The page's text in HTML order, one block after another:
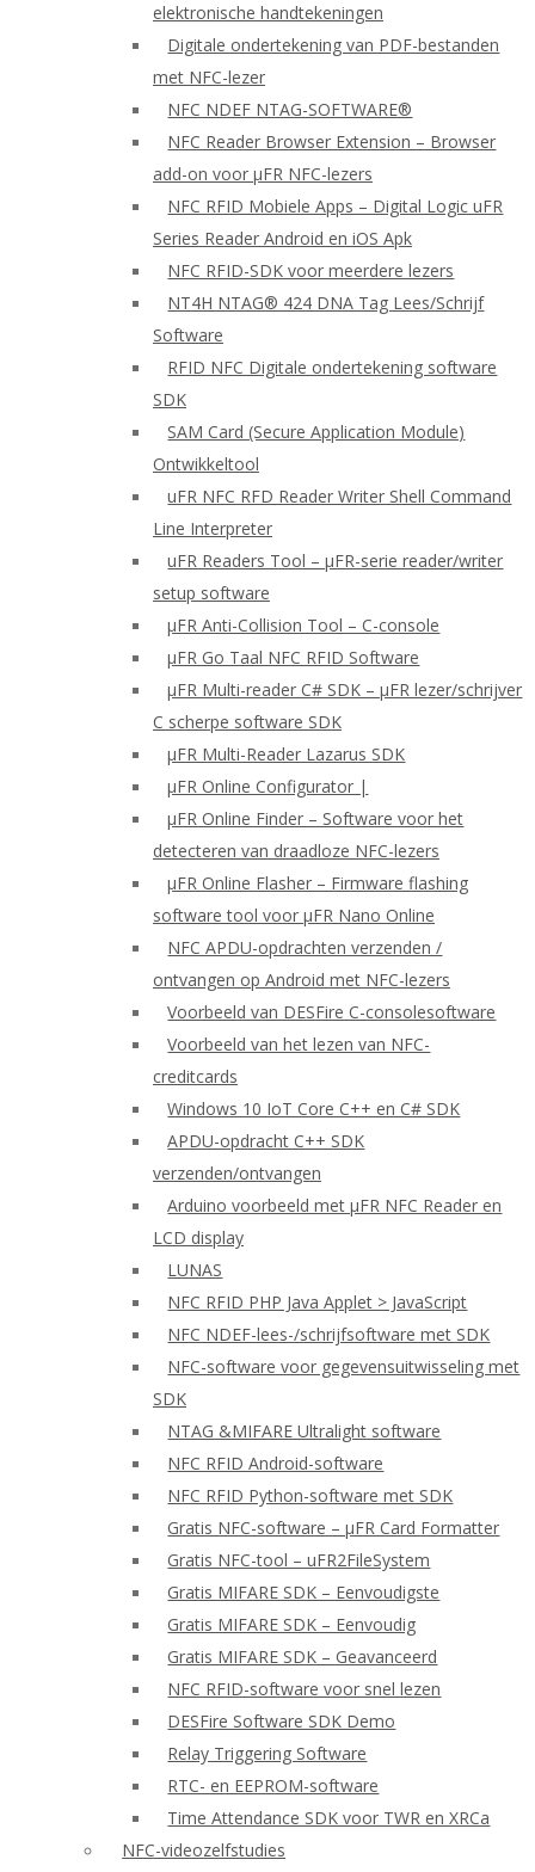
elektronische handtekeningen
Digitale ondertekening van PDF-bestanden
met NFC-lezer
NFC NDEF NTAG-SOFTWARE®
NFC Reader Browser Extension – Browser
add-on voor μFR NFC-lezers
NFC RFID Mobiele Apps – Digital Logic uFR
Series Reader Android en iOS Apk
NFC RFID-SDK voor meerdere lezers
NT4H NTAG® 424 DNA Tag Lees/Schrijf
Software
RFID NFC Digitale ondertekening software
SDK
SAM Card (Secure Application Module)
Ontwikkeltool
uFR NFC RFD Reader Writer Shell Command
Line Interpreter
uFR Readers Tool – μFR-serie reader/writer
setup software
μFR Anti-Collision Tool – C-console
μFR Go Taal NFC RFID Software
μFR Multi-reader C# SDK – μFR lezer/schrijver
C scherpe software SDK
μFR Multi-Reader Lazarus SDK
μFR Online Configurator |
μFR Online Finder – Software voor het
detecteren van draadloze NFC-lezers
μFR Online Flasher – Firmware flashing
software tool voor μFR Nano Online
NFC APDU-opdrachten verzenden /
ontvangen op Android met NFC-lezers
Voorbeeld van DESFire C-consolesoftware
Voorbeeld van het lezen van NFC-
creditcards
Windows 10 IoT Core C++ en C# SDK
APDU-opdracht C++ SDK
verzenden/ontvangen
Arduino voorbeeld met μFR NFC Reader en
LCD display
LUNAS
NFC RFID PHP Java Applet > JavaScript
NFC NDEF-lees-/schrijfsoftware met SDK
NFC-software voor gegevensuitwisseling met
SDK
NTAG &MIFARE Ultralight software
NFC RFID Android-software
NFC RFID Python-software met SDK
Gratis NFC-software – μFR Card Formatter
Gratis NFC-tool – uFR2FileSystem
Gratis MIFARE SDK – Eenvoudigste
Gratis MIFARE SDK – Eenvoudig
Gratis MIFARE SDK – Geavanceerd
NFC RFID-software voor snel lezen
DESFire Software SDK Demo
Relay Triggering Software
RTC- en EEPROM-software
Time Attendance SDK voor TWR en XRCa
NFC-videozelfstudies